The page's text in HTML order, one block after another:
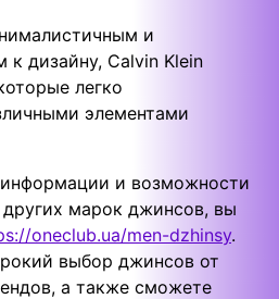
и
к дизайну, Calvin Klein
легко
элементами
и возможности
марок джинсов, вы
oneclub.ua/men-dzhinsy.
выбор джинсов от
а также сможете